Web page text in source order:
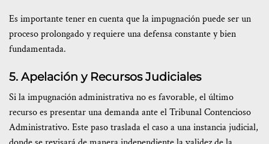
Es importante tener en cuenta que la impugnación puede ser un
proceso prolongado y requiere una defensa constante y bien
fundamentada.
5. Apelación y Recursos Judiciales
Si la impugnación administrativa no es favorable, el último
recurso es presentar una demanda ante el Tribunal Contencioso
Administrativo. Este paso traslada el caso a una instancia judicial,